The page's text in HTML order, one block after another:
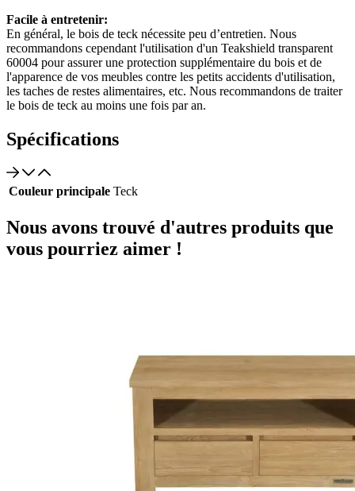
Facile à entretenir:
En général, le bois de teck nécessite peu d’entretien. Nous
recommandons cependant l'utilisation d'un Teakshield transparent
60004 pour assurer une protection supplémentaire du bois et de
l'apparence de vos meubles contre les petits accidents d'utilisation,
les taches de restes alimentaires, etc. Nous recommandons de traiter
le bois de teck au moins une fois par an.
Spécifications
Couleur principale Teck
Nous avons trouvé d'autres produits que
vous pourriez aimer !